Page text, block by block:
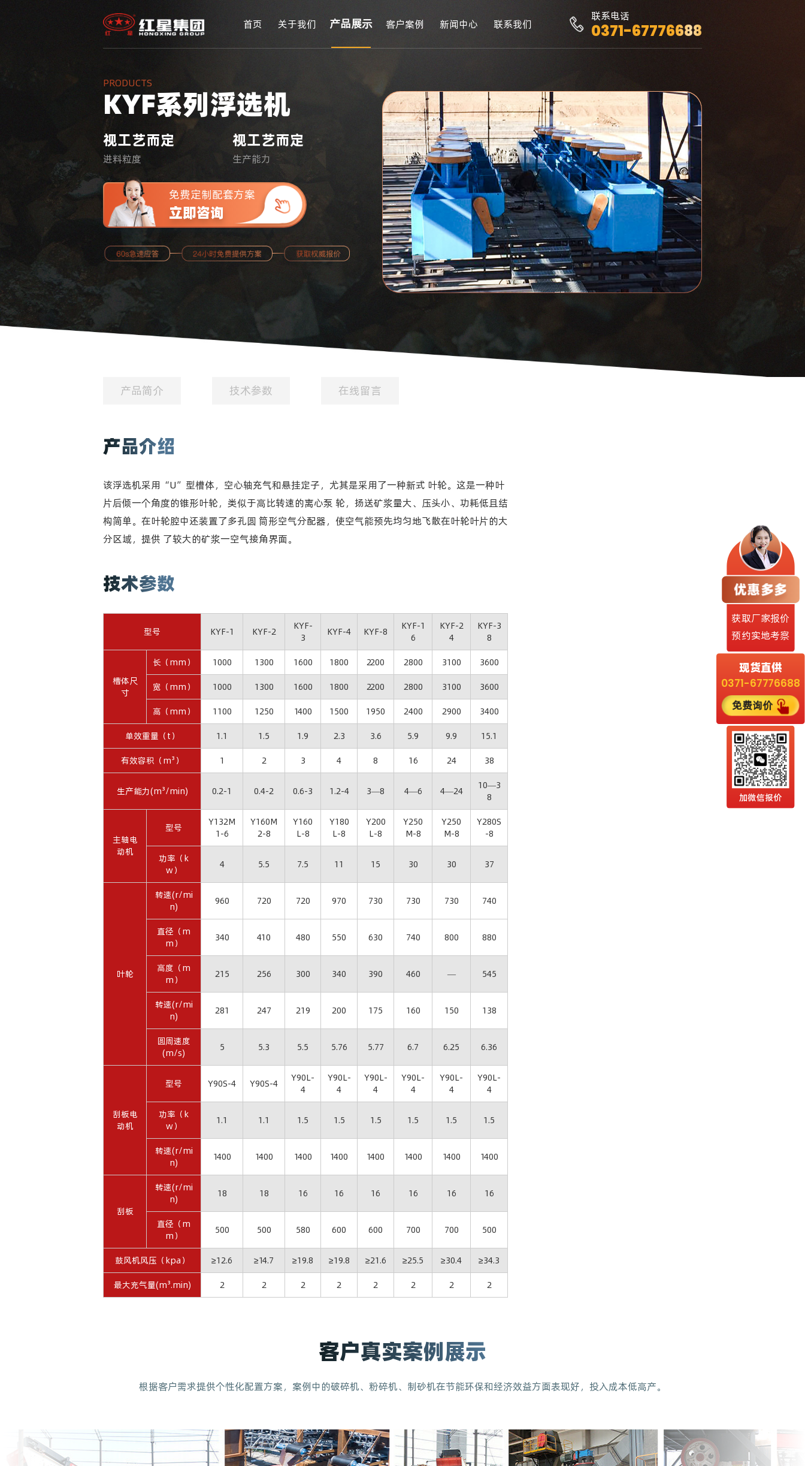
首页 关于我们 产品展示 客户案例 新闻中心 联系我们
联系电话
0371-67776688
PRODUCTS
KYF系列浮选机
视工艺而定
进料粒度
视工艺而定
生产能力
免费定制配套方案
立即咨询
产品简介 技术参数 在线留言
产品介绍
该浮选机采用“U”型槽体，空心轴充气和悬挂定子，尤其是采用了一种新式 叶轮。这是一种叶
片后倾一个角度的锥形叶轮，类似于高比转速的离心泵 轮，扬送矿浆量大、压头小、功耗低且结
构简单。在叶轮腔中还装置了多孔圆 筒形空气分配器，使空气能预先均匀地飞散在叶轮叶片的大
分区域，提供 了较大的矿浆一空气接角界面。
技术参数
型号 KYF-1 KYF-2
KYF-
3
KYF-4 KYF-8
KYF-1
6
KYF-2
4
KYF-3
8
槽体尺
寸
长（mm） 1000 1300 1600 1800 2200 2800 3100 3600
宽（mm） 1000 1300 1600 1800 2200 2800 3100 3600
高（mm） 1100 1250 1400 1500 1950 2400 2900 3400
单效重量（t） 1.1 1.5 1.9 2.3 3.6 5.9 9.9 15.1
有效容积（m³） 1 2 3 4 8 16 24 38
生产能力(m³/min) 0.2-1 0.4-2 0.6-3 1.2-4 3—8 4—6 4—24
10—3
8
主轴电
动机
型号
Y132M
1-6
Y160M
2-8
Y160
L-8
Y180
L-8
Y200
L-8
Y250
M-8
Y250
M-8
Y280S
-8
功率（k
w）
4 5.5 7.5 11 15 30 30 37
叶轮
转速(r/mi
n)
960 720 720 970 730 730 730 740
直径（m
m）
340 410 480 550 630 740 800 880
高度（m
m）
215 256 300 340 390 460 — 545
转速(r/mi
n)
281 247 219 200 175 160 150 138
圆周速度
(m/s)
5 5.3 5.5 5.76 5.77 6.7 6.25 6.36
刮板电
动机
型号 Y90S-4 Y90S-4
Y90L-
4
Y90L-
4
Y90L-
4
Y90L-
4
Y90L-
4
Y90L-
4
功率（k
w）
1.1 1.1 1.5 1.5 1.5 1.5 1.5 1.5
转速(r/mi
n)
1400 1400 1400 1400 1400 1400 1400 1400
刮板
转速(r/mi
n)
18 18 16 16 16 16 16 16
直径（m
m）
500 500 580 600 600 700 700 500
鼓风机风压（kpa） ≥12.6 ≥14.7 ≥19.8 ≥19.8 ≥21.6 ≥25.5 ≥30.4 ≥34.3
最大充气量(m³.min) 2 2 2 2 2 2 2 2
客户真实案例展示
根据客户需求提供个性化配置方案，案例中的破碎机、粉碎机、制砂机在节能环保和经济效益方面表现好，投入成本低高产。
获取厂家报价
预约实地考察
现货直供
0371-67776688
免费询价
加微信报价